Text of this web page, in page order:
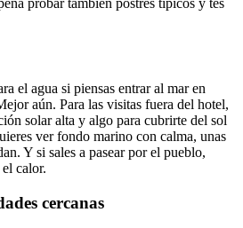
probar también postres típicos y tés
el agua si piensas entrar al mar en
aún. Para las visitas fuera del hotel,
solar alta y algo para cubrirte del sol
ver fondo marino con calma, unas
Y si sales a pasear por el pueblo,
calor.
cercanas